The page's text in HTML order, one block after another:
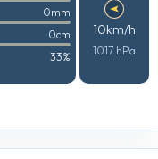
0mm
0cm
33%
10km/h
1017 hPa